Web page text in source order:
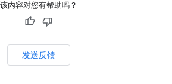
该内容对您有帮助吗？
发送反馈